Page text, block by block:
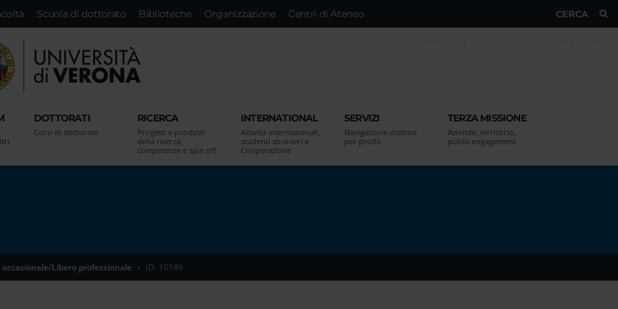
CERCA
Scuola di dottorato Biblioteche Organizzazione Centri di Ateneo
DOTTORATI
Corsi di dottorato
RICERCA
Progetti e prodotti
della ricerca,
competenze e spin off
INTERNATIONAL
Attività internazionali,
studenti stranieri e
Cooperazione
SERVIZI
Navigazione distinta
per profili
TERZA MISSIONE
Aziende, territorio,
public engagement
Libero professionale ID. 10149